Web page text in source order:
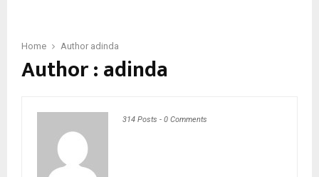
Home Author adinda
Author :adinda
314 Posts - 0 Comments